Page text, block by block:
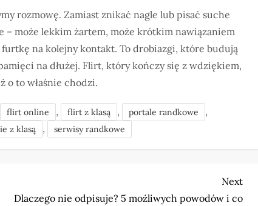
rozmowę. Zamiast znikać nagle lub pisać suche
– może lekkim żartem, może krótkim nawiązaniem
na kolejny kontakt. To drobiazgi, które budują
na dłużej. Flirt, który kończy się z wdziękiem,
o to właśnie chodzi.
flirt online , flirt z klasą , portale randkowe ,
z klasą , serwisy randkowe
Next
Post
Next
Dlaczego nie odpisuje? 5 możliwych powodów i co